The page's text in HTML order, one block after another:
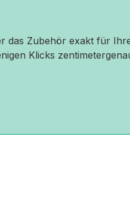
das Zubehör exakt für
Klicks